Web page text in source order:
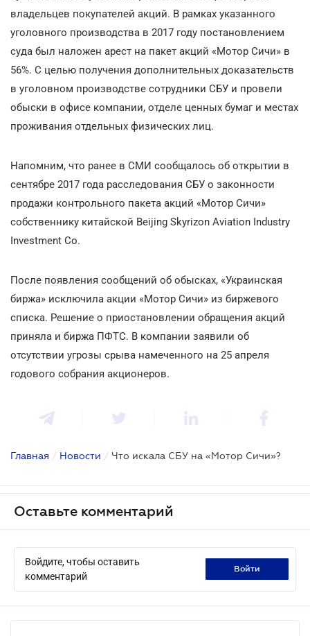
владельцев покупателей акций. В рамках указанного
уголовного производства в 2017 году постановлением
суда был наложен арест на пакет акций «Мотор Сичи» в
56%. С целью получения дополнительных доказательств
в уголовном производстве сотрудники СБУ и провели
обыски в офисе компании, отделе ценных бумаг и местах
проживания отдельных физических лиц.
Напомним, что ранее в СМИ сообщалось об открытии в
сентябре 2017 года расследования СБУ о законности
продажи контрольного пакета акций «Мотор Сичи»
собственнику китайской Beijing Skyrizon Aviation Industry
Investment Co.
После появления сообщений об обысках, «Украинская
биржа» исключила акции «Мотор Сичи» из биржевого
списка. Решение о приостановлении обращения акций
приняла и биржа ПФТС. В компании заявили об
отсутствии угрозы срыва намеченного на 25 апреля
годового собрания акционеров.
Главная / Новости / Что искала СБУ на «Мотор Сичи»?
Оставьте комментарий
Войдите, чтобы оставить
комментарий
войти